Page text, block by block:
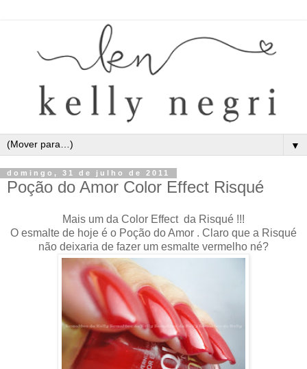
▼
domingo, 31 de julho de 2011
Poção do Amor Color Effect Risqué
Mais um da Color Effect da Risqué !!!
O esmalte de hoje é o Poção do Amor . Claro que a Risqué
não deixaria de fazer um esmalte vermelho né?